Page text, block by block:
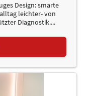
Design: smarte
leichter- von
Diagnostik....